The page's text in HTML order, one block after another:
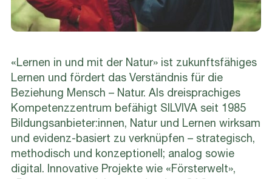
«Lernen in und mit der Natur» ist zukunftsfähiges
Lernen und fördert das Verständnis für die
Beziehung Mensch – Natur. Als dreisprachiges
Kompetenzzentrum befähigt SILVIVA seit 1985
Bildungsanbieter:innen, Natur und Lernen wirksam
und evidenz-basiert zu verknüpfen – strategisch,
methodisch und konzeptionell; analog sowie
digital. Innovative Projekte wie «Försterwelt»,